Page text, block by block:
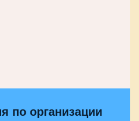
по организации